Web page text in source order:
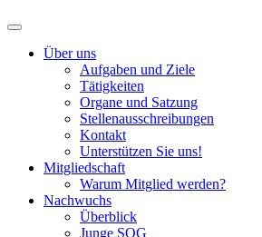
Über uns
Aufgaben und Ziele
Tätigkeiten
Organe und Satzung
Stellenausschreibungen
Kontakt
Unterstützen Sie uns!
Mitgliedschaft
Warum Mitglied werden?
Nachwuchs
Überblick
Junge SOG